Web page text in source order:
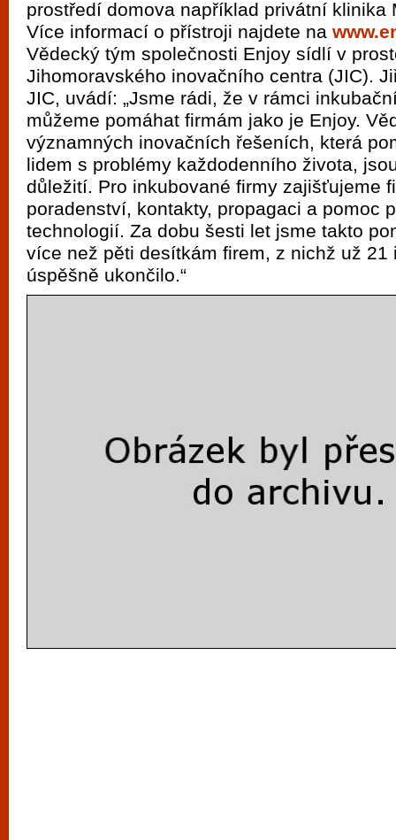
prostředí domova například privátní klinika
Více informací o přístroji najdete na
Vědecký tým společnosti Enjoy sídlí v
Jihomoravského inovačního centra (JIC).
JIC, uvádí: „Jsme rádi, že v rámci
můžeme pomáhat firmám jako je Enjoy.
významných inovačních řešeních, která
lidem s problémy každodenního života,
důležití. Pro inkubované firmy zajišťujeme
poradenství, kontakty, propagaci a pomoc
technologií. Za dobu šesti let jsme takto
více než pěti desítkám firem, z nichž už 21
úspěšně ukončilo.“